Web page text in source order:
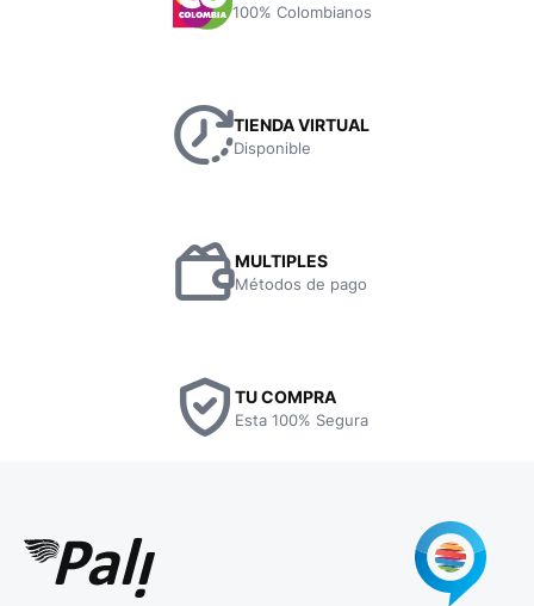
100% Colombianos
TIENDA VIRTUAL
Disponible
MULTIPLES
Métodos de pago
TU COMPRA
Esta 100% Segura